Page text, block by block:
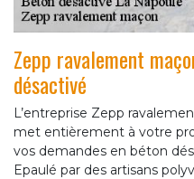
Zepp ravalement
désactivé
L’entreprise Zepp
met entièrement à votre
vos demandes en béton
Epaulé par des artisans